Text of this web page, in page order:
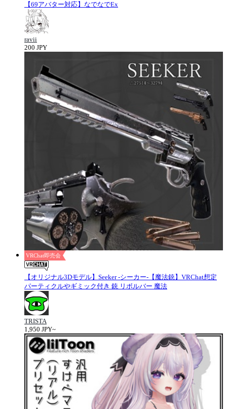
【69アバター対応】なでなでEx
ravii
200 JPY
VRChat即売会
【オリジナル3Dモデル】Seeker -シーカー-【魔法銃】VRChat想定
パーティクルやギミック付き 銃 リボルバー 魔法
TRISTA
1,950 JPY~